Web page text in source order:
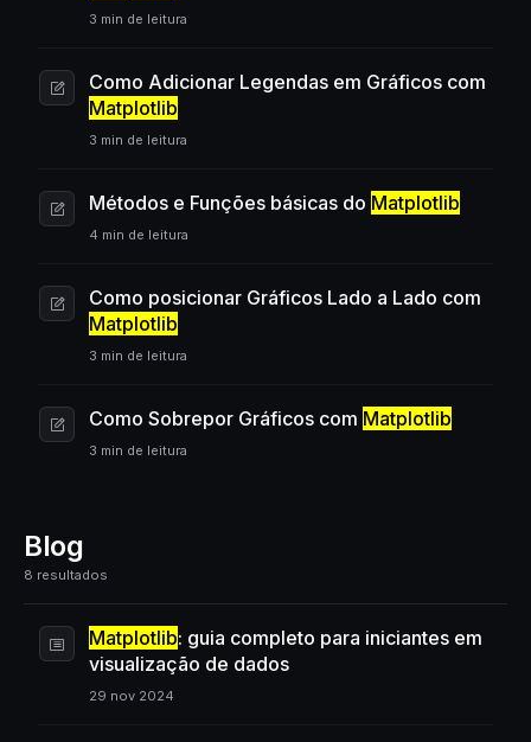
3 min de leitura
Como Adicionar Legendas em Gráficos com
Matplotlib
3 min de leitura
Métodos e Funções básicas do Matplotlib
4 min de leitura
Como posicionar Gráficos Lado a Lado com
Matplotlib
3 min de leitura
Como Sobrepor Gráficos com Matplotlib
3 min de leitura
Blog
8 resultados
Matplotlib: guia completo para iniciantes em
visualização de dados
29 nov 2024